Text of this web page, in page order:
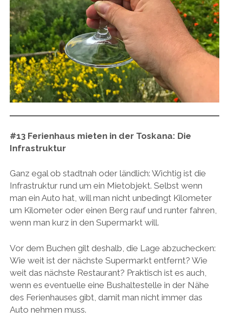
#13 Ferienhaus mieten in der Toskana: Die
Infrastruktur
Ganz egal ob stadtnah oder ländlich: Wichtig ist die
Infrastruktur rund um ein Mietobjekt. Selbst wenn
man ein Auto hat, will man nicht unbedingt Kilometer
um Kilometer oder einen Berg rauf und runter fahren,
wenn man kurz in den Supermarkt will.
Vor dem Buchen gilt deshalb, die Lage abzuchecken:
Wie weit ist der nächste Supermarkt entfernt? Wie
weit das nächste Restaurant? Praktisch ist es auch,
wenn es eventuelle eine Bushaltestelle in der Nähe
des Ferienhauses gibt, damit man nicht immer das
Auto nehmen muss.